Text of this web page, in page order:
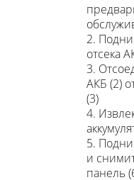
2.
отсека
3.
АКБ (2)
(3)
4.
5.
и
панель